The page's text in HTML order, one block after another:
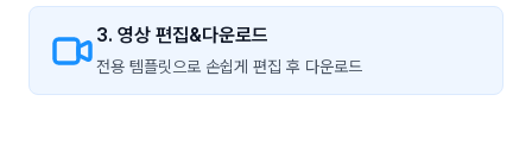
3. 영상 편집&다운로드
전용 템플릿으로 손쉽게 편집 후 다운로드